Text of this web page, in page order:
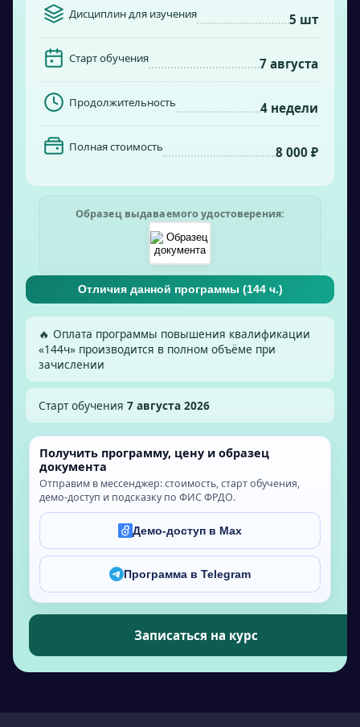
Дисциплин для изучения 5 шт
Старт обучения 7 августа
Продолжительность 4 недели
Полная стоимость 8 000 ₽
Образец выдаваемого удостоверения:
Отличия данной программы (144ч.)
🔥 Оплата программы повышения квалификации
«144ч» производится в полном объёме при
зачислении
Старт обучения 7 августа 2026
Получить программу, цену и образец
документа
Отправим в мессенджер: стоимость, старт обучения,
демо-доступ и подсказку по ФИС ФРДО.
Демо-доступ в Max
Программа в Telegram
Записаться на курс